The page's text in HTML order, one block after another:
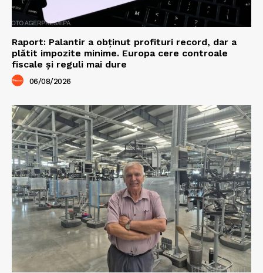
Raport: Palantir a obținut profituri record, dar a
plătit impozite minime. Europa cere controale
fiscale și reguli mai dure
06/08/2026